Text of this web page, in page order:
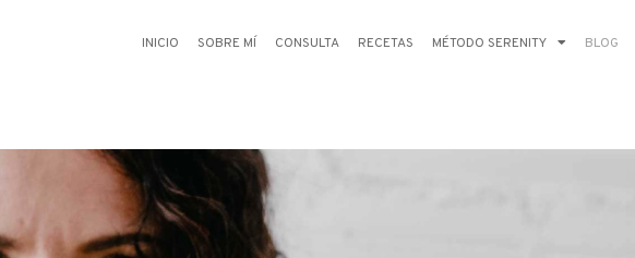
INICIO SOBRE MÍ CONSULTA RECETAS MÉTODO SERENITY BLOG